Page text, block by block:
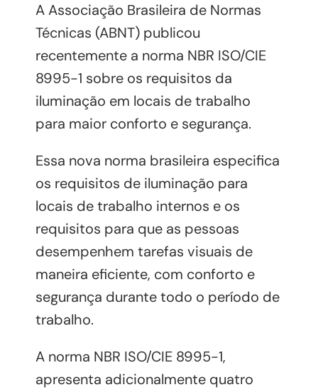
A Associação Brasileira de Normas
Técnicas (ABNT) publicou
recentemente a norma NBR ISO/CIE
8995-1 sobre os requisitos da
iluminação em locais de trabalho
para maior conforto e segurança.
Essa nova norma brasileira especifica
os requisitos de iluminação para
locais de trabalho internos e os
requisitos para que as pessoas
desempenhem tarefas visuais de
maneira eficiente, com conforto e
segurança durante todo o período de
trabalho.
A norma NBR ISO/CIE 8995-1,
apresenta adicionalmente quatro